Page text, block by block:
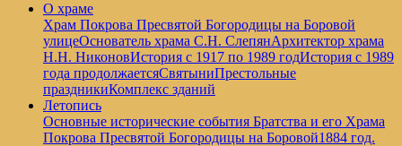
О храме
Храм Покрова Пресвятой Богородицы на Боровой
улицеОснователь храма С.Н. СлепянАрхитектор храма
Н.Н. НиконовИстория с 1917 по 1989 годИстория с 1989
года продолжаетсяСвятыниПрестольные
праздникиКомплекс зданий
Летопись
Основные исторические события Братства и его Храма
Покрова Пресвятой Богородицы на Боровой1884 год.